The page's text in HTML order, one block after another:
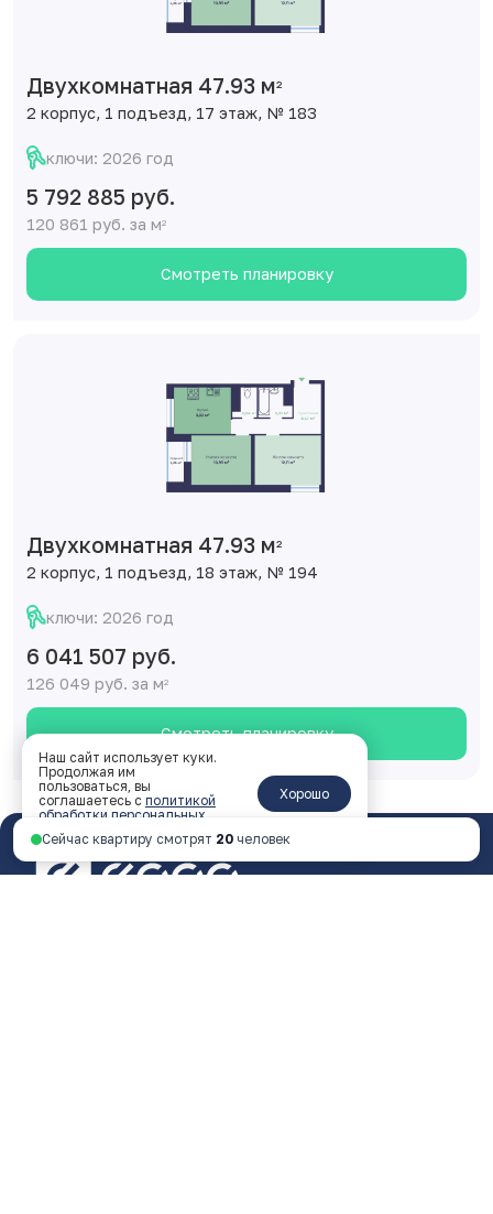
Двухкомнатная 47.93 м2
2 корпус, 1 подъезд, 17 этаж, № 183
ключи: 2026 год
5 792 885 руб.
120 861 руб. за м2
Смотреть планировку
Двухкомнатная 47.93 м2
2 корпус, 1 подъезд, 18 этаж, № 194
ключи: 2026 год
6 041 507 руб.
126 049 руб. за м2
Смотреть планировку
Сейчас квартиру смотрят 20 человек
Наш сайт использует куки.
Продолжая им
пользоваться, вы
соглашаетесь с политикой
обработки персональных
данных
Хорошо